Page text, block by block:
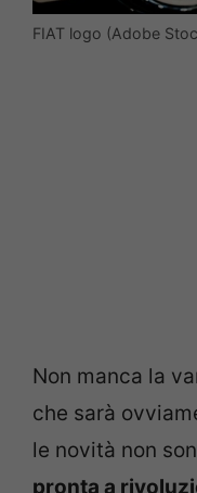
FIAT logo (Adobe
Non manca la
che sarà
le novità non
pronta a